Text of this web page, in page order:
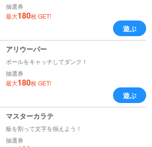
抽選券
最大180枚 GET!
遊ぶ
アリウーパー
ボールをキャッチしてダンク！
抽選券
最大180枚 GET!
遊ぶ
マスターカラテ
板を割って文字を揃えよう！
抽選券